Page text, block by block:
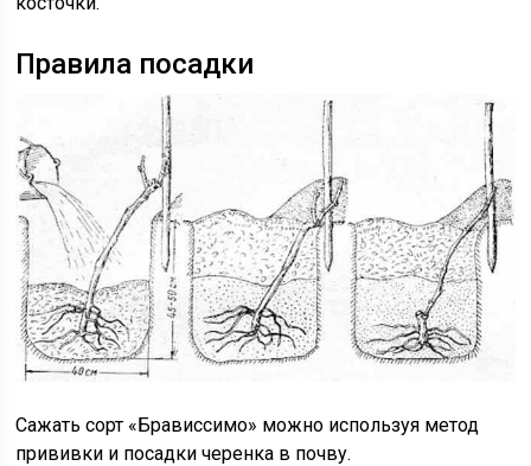
Правила посадки
Сажать сорт «Брависсимо» можно используя метод
прививки и посадки черенка в почву.